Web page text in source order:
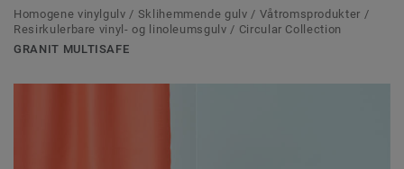
Homogene vinylgulv / Sklihemmende gulv / Våtromsprodukter /
Resirkulerbare vinyl- og linoleumsgulv / Circular Collection
GRANIT MULTISAFE